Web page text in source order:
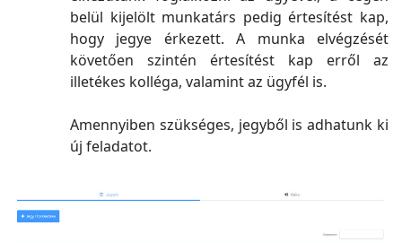
belül kijelölt munkatárs pedig értesítést kap,
hogy jegye érkezett. A munka elvégzését
követően szintén értesítést kap erről az
illetékes kolléga, valamint az ügyfél is.
Amennyiben szükséges, jegyből is adhatunk ki
új feladatot.